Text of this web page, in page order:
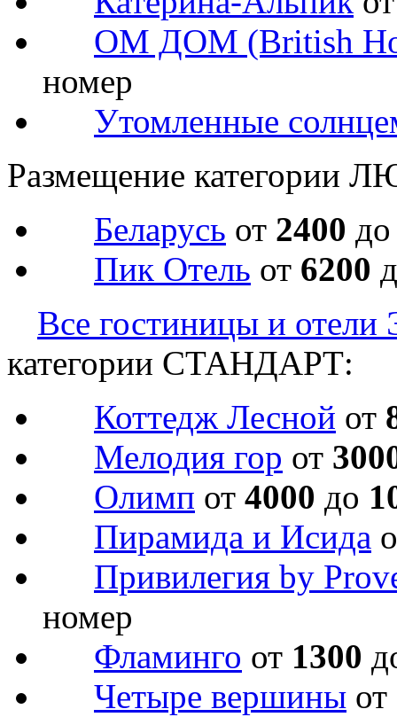
ОМ ДОМ (British
номер
Утомленные
Размещение категории
Беларусь от 2400
Пик Отель от 6200
Все гостиницы и отели
категории СТАНДАРТ:
Коттедж Лесной от
Мелодия гор от
Олимп от 4000 до
Пирамида и Исида
Привилегия by
номер
Фламинго от 1300
Четыре вершины от